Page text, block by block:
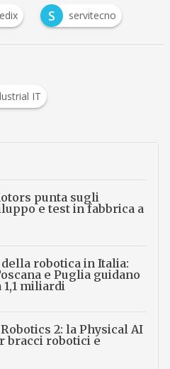
S servitecno
IT
punta sugli
e test in fabbrica a
robotica in Italia:
e Puglia guidano
miliardi
2: la Physical AI
bracci robotici e